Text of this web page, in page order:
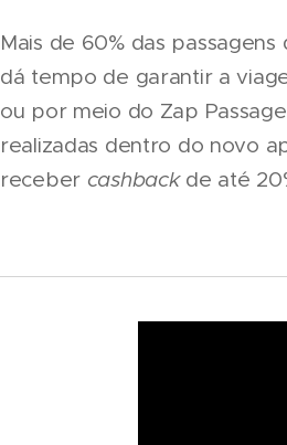
Mais de 60% das
dá tempo de garantir a
ou por meio do Zap
realizadas dentro do novo
receber cashback de até